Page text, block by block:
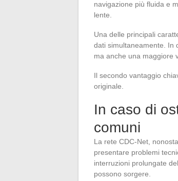
navigazione più fluida e
lente.
Una delle principali
dati simultaneamente. In
ma anche una maggiore
Il secondo vantaggio
originale.
In caso di
comuni
La rete CDC-Net,
presentare problemi
interruzioni prolungate
possono sorgere.